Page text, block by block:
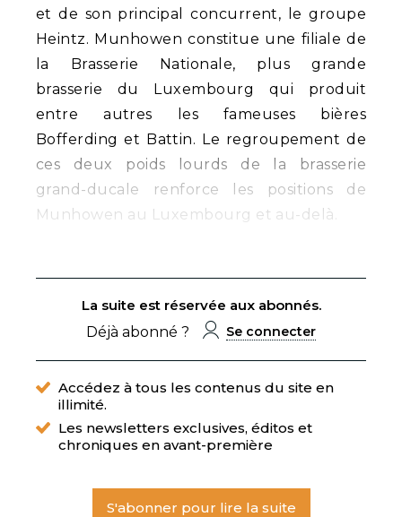
et de son principal concurrent, le groupe
Heintz. Munhowen constitue une filiale de
la Brasserie Nationale, plus grande
brasserie du Luxembourg qui produit
entre autres les fameuses bières
Bofferding et Battin. Le regroupement de
ces deux poids lourds de la brasserie
grand-ducale renforce les positions de
Munhowen au Luxembourg et au-delà.
La suite est réservée aux abonnés.
Déjà abonné ?
Se connecter
Accédez à tous les contenus du site en
illimité.
Les newsletters exclusives, éditos et
chroniques en avant-première
S'abonner pour lire la suite